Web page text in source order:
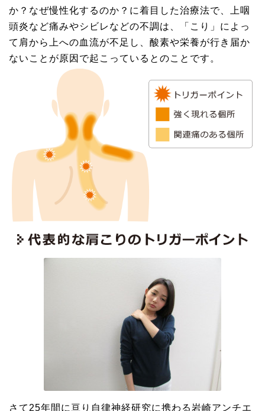
か？なぜ慢性化するのか？に着目した治療法で、上咽
頭炎など痛みやシビレなどの不調は、「こり」によっ
て肩から上への血流が不足し、酸素や栄養が行き届か
ないことが原因で起こっているとのことです。
さて25年間に亘り自律神経研究に携わる岩崎アンチエ